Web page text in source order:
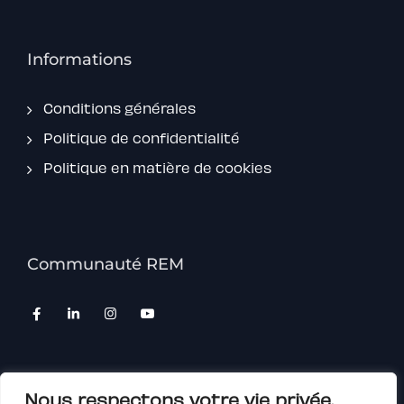
Informations
Conditions générales
Politique de confidentialité
Politique en matière de cookies
Communauté REM